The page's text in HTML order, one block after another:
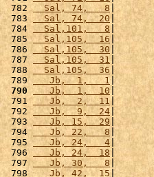
782
  Sal, 74,   8
|
783
  Sal, 74,  20
|
784
  Sal,101,   8
785
  Sal,105,  16
786
  Sal,105,  30
787
  Sal,105,  31
788
  Sal,105,  36
|
789
   Jb,  1,   1
790
   Jb,  1,  10
|
791
   Jb,  2,  11
792
   Jb,  9,  24
793
   Jb, 15,  29
794
   Jb, 22,   8
795
   Jb, 24,   4
796
   Jb, 24,  18
797
   Jb, 30,   8
798
   Jb, 42,  15